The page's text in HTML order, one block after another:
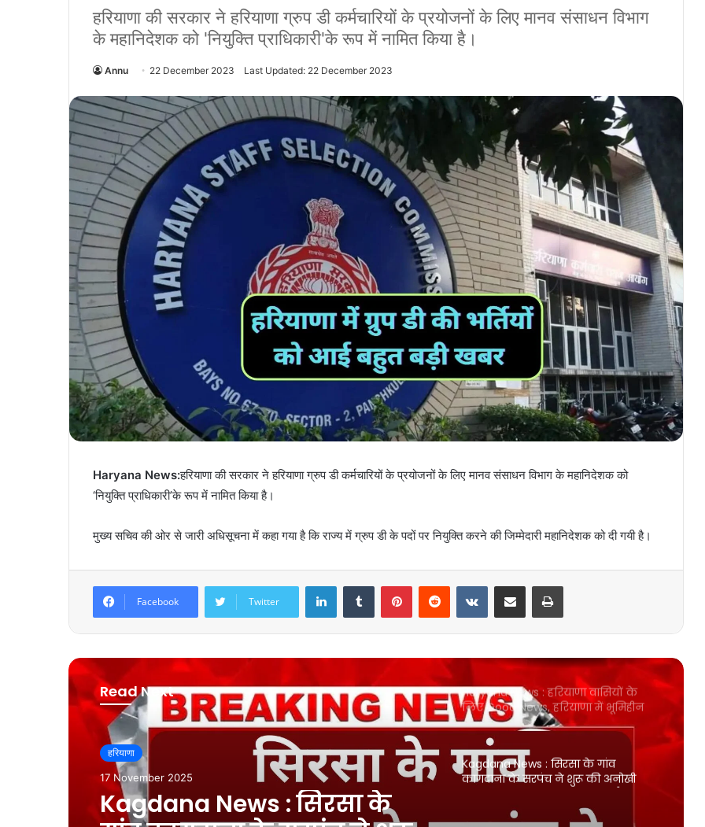
हरियाणा की सरकार ने हरियाणा ग्रुप डी कर्मचारियों के प्रयोजनों के लिए मानव संसाधन विभाग
के महानिदेशक को 'नियुक्ति प्राधिकारी'के रूप में नामित किया है।
Annu 22 December 2023 Last Updated: 22 December 2023
Haryana News:हरियाणा की सरकार ने हरियाणा ग्रुप डी कर्मचारियों के प्रयोजनों के लिए मानव संसाधन विभाग के महानिदेशक को
‘नियुक्ति प्राधिकारी’के रूप में नामित किया है।
मुख्य सचिव की ओर से जारी अधिसूचना में कहा गया है कि राज्य में ग्रुप डी के पदों पर नियुक्ति करने की जिम्मेदारी महानिदेशक को दी गयी है।
Facebook Twitter
Read Next
हरियाणा
17 November 2025
हरियाणा
10 November 2025
CET Paper Discusses 2025 : हरियाणा
में CET के पेपर की तैयारी कर रहे
अभ्यर्थियों के लिए जरूरी खबर, इस पैटर्न
पर आधारित होगा CET का पेपर
Sirsa News : सिरसा में स्थित जेसीडी
मेमोरियल कॉलेज के विद्यार्थियों ने
यूनिवर्सिटी टॉप में बनाई जगह, जेसीडी
मेमोरियल कॉलेज के 10 विद्यार्थियों ने
विश्वविद्यालय के टॉप छह में बनाई जगह
Nupur Sheoran : हरियाणा वासियों के
दादरी जिले के गांव उमरवास की बेटी नुपुर
श्योराण ने कजाकिस्तान में आयोजित वर्ल्ड
मोज, हरियाणा सरकार पेंशन के लिए लागू
फायदा?
शुरू करेगी युवा जेजेपी जोड़ो अभियान,
दिग्विजय सिंह चौटाला जेजेपी पार्टी को
लिए Good News, हरियाणा में भूमिहीन
परिवारों को मिलेंगे 100-100 गज के प्लॉट
Kagdana News : सिरसा के गांव
कागदाना के सरपंच ने शुरू की अनोखी
पहल, सरपंच मांगेराम बेनीवाल ने बैडमिंटन
क्लब को 50 बॉक्स शटल कॉक, 10 रैकेट
तथा 4 बैठने की बेंचें भेंट कीं
हुई अनोखी शादी, श्री हरि सिंह भाम्भू ने अपने
बेटे डॉ. आकाशदीप की बिना दहेज की शादी